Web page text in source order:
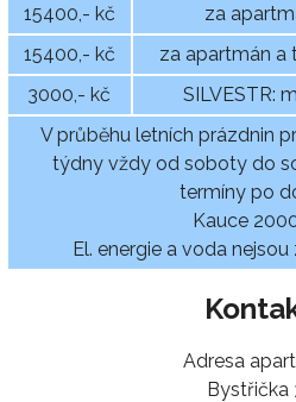
15400,- kč
za
15400,- kč
za apartmán a
3000,- kč
SILVESTR:
V průběhu letních prázdnin
týdny vždy od soboty do
termíny po
Kauce
El. energie a voda
Adresa
Bystřička